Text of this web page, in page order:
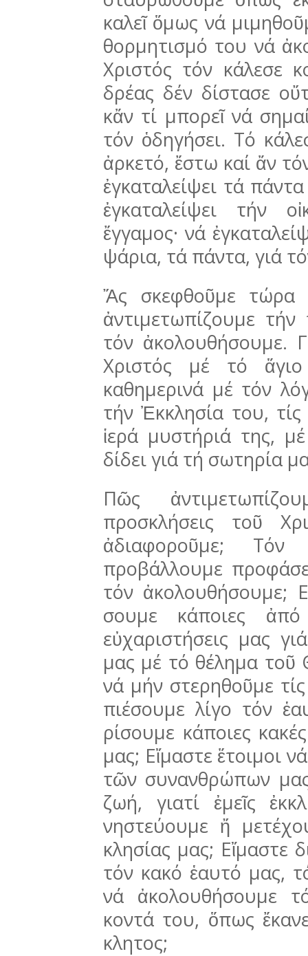
καλεῖ ὅμως νά
θορμητισμό του νά
Χριστός τόν κάλεσε
δρέας δέν δίστασε
κἄν τί μπορεῖ νά
τόν ὁδηγήσει. Τό
ἀρ­κετό, ἔστω καί ἄν
ἐγκαταλείψει τά
ἐγκαταλείψει τήν
ἔγγαμος· νά
ψάρια, τά πάντα, γιά
Ἄς σκεφθοῦμε τώρα
ἀντιμετωπίζουμε
τόν ἀκολουθήσουμε.
Χριστός μέ τό
καθημερινά μέ τόν
τήν Ἐκκλησία του, τίς
ἱερά μυστήριά της,
δίδει γιά τή σω­τηρία
Πῶς
προσκλήσεις τοῦ
ἀδιαφο­ροῦμε;
προβάλλουμε
τόν ἀκολουθή­σου­με;
σουμε κάποιες
εὐχαριστήσεις μας
μας μέ τό θέλημα τοῦ
νά μήν στερηθοῦμε
πιέ­σουμε λίγο τόν
ρίσουμε κάποιες
μας; Εἴμα­στε ἕτοιμοι
τῶν συνανθρώπων
ζωή, γιατί ἐμεῖς
νηστεύουμε ἤ
κλησίας μας; Εἴμα­στε
τόν κακό ἑαυ­τό μας,
νά ἀκο­λουθήσουμε
κοντά του, ὅπως
κλητος;